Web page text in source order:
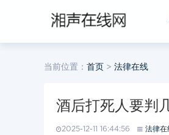
当前位置： 首页 > 法律在线
酒后打死人要判
2025-12-11 16:44:56 法律在